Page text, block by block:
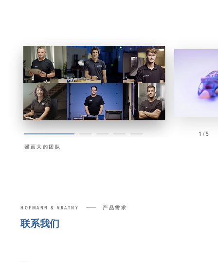
强而大的团队
1/5
HOFMANN & VRATNY 产品需求
联系我们